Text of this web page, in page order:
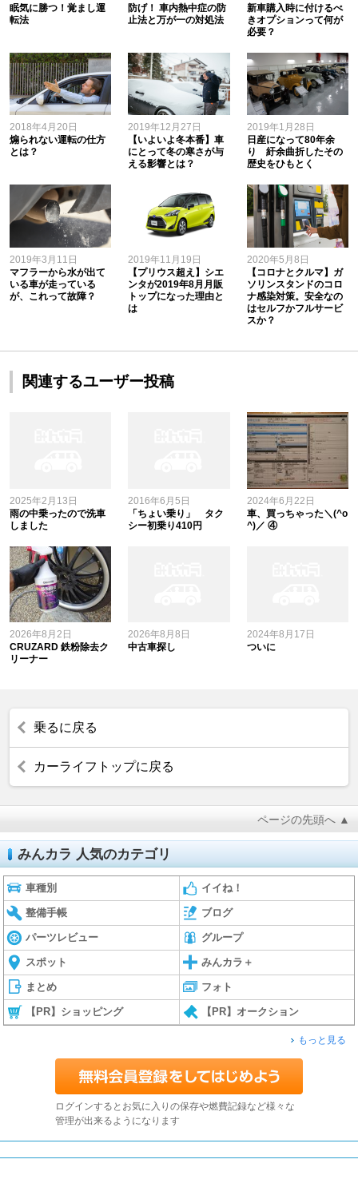
眠気に勝つ！覚まし運
転法
防げ！ 車内熱中症の防
止法と万が一の対処法
新車購入時に付けるべ
きオプションって何が
必要？
2018年4月20日
煽られない運転の仕方
とは？
2019年12月27日
【いよいよ冬本番】車
にとって冬の寒さが与
える影響とは？
2019年1月28日
日産になって80年余
り 紆余曲折したその
歴史をひもとく
2019年3月11日
マフラーから水が出て
いる車が走っている
が、これって故障？
2019年11月19日
【プリウス超え】シエ
ンタが2019年8月月販
トップになった理由と
は
2020年5月8日
【コロナとクルマ】ガ
ソリンスタンドのコロ
ナ感染対策。安全なの
はセルフかフルサービ
スか？
関連するユーザー投稿
2025年2月13日
雨の中乗ったので洗車
しました
2016年6月5日
「ちょい乗り」 タク
シー初乗り410円
2024年6月22日
車、買っちゃった＼(^o
^)／ ④
2026年8月2日
CRUZARD 鉄粉除去ク
リーナー
2026年8月8日
中古車探し
2024年8月17日
ついに
乗るに戻る
カーライフトップに戻る
ページの先頭へ ▲
みんカラ 人気のカテゴリ
車種別 イイね！
整備手帳 ブログ
パーツレビュー グループ
スポット みんカラ＋
まとめ フォト
【PR】ショッピング 【PR】オークション
もっと見る
ログインするとお気に入りの保存や燃費記録など様々な
管理が出来るようになります